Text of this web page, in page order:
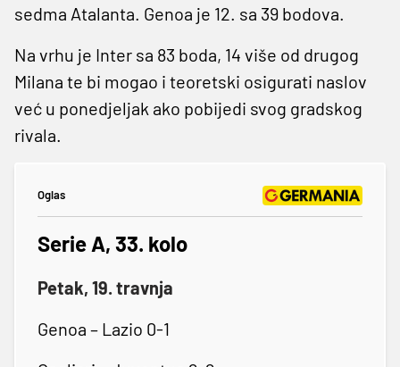
sedma Atalanta. Genoa je 12. sa 39 bodova.
Na vrhu je Inter sa 83 boda, 14 više od drugog
Milana te bi mogao i teoretski osigurati naslov
već u ponedjeljak ako pobijedi svog gradskog
rivala.
Oglas
Serie A, 33. kolo
Petak, 19. travnja
Genoa – Lazio 0-1